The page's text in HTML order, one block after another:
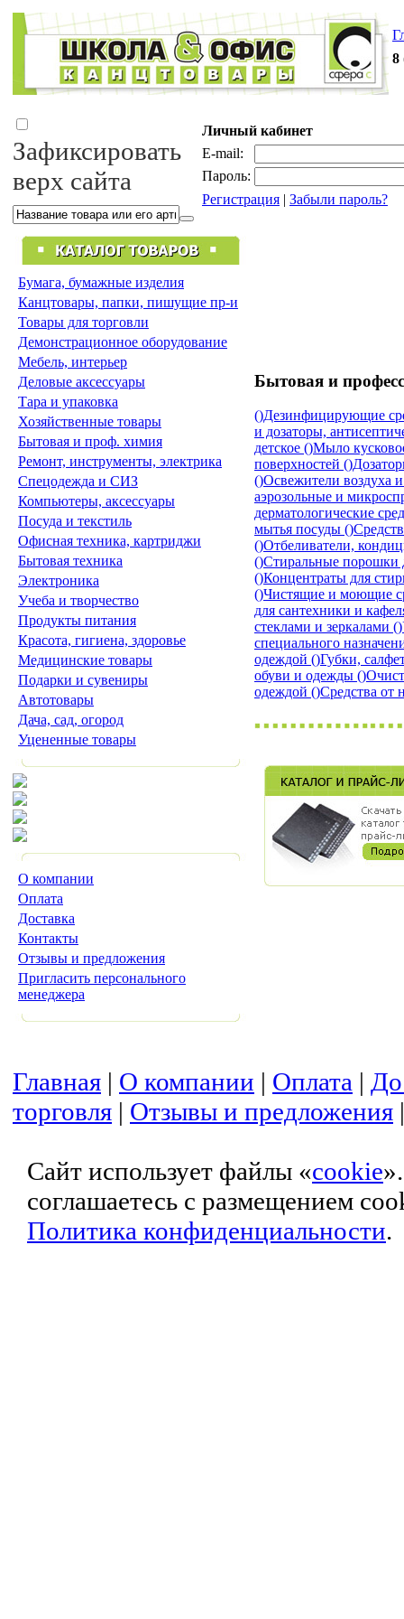
8
Зафиксировать
верх сайта
Личный кабинет
E-mail:
Пароль:
Регистрация | Забыли пароль?
Бумага, бумажные изделия
Канцтовары, папки, пишущие пр-и
Товары для торговли
Демонстрационное оборудование
Мебель, интерьер
Деловые аксессуары
Тара и упаковка
Хозяйственные товары
Бытовая и проф. химия
Ремонт, инструменты, электрика
Спецодежда и СИЗ
Компьютеры, аксессуары
Посуда и текстиль
Офисная техника, картриджи
Бытовая техника
Электроника
Учеба и творчество
Продукты питания
Красота, гигиена, здоровье
Медицинские товары
Подарки и сувениры
Автотовары
Дача, сад, огород
Уцененные товары
О компании
Оплата
Доставка
Контакты
Отзывы и предложения
Пригласить персонального
менеджера
Бытовая и
()Дезинфицирующие
и дозаторы,
детское ()Мыло
поверхностей ()
()Освежители воздуха
аэрозольные и
дерматологические
мытья посуды ()
()Отбеливатели,
()Стиральные порошки
()Концентраты для
()Чистящие и моющие
для сантехники и
стеклами и зеркалами ()
специального
одеждой ()Губки,
обуви и одежды ()
одеждой ()Средства от
Главная | О компании | Оплата |
торговля | Отзывы и предложения
Сайт использует файлы «cookie
соглашаетесь с размещением
Политика конфиденциальности.